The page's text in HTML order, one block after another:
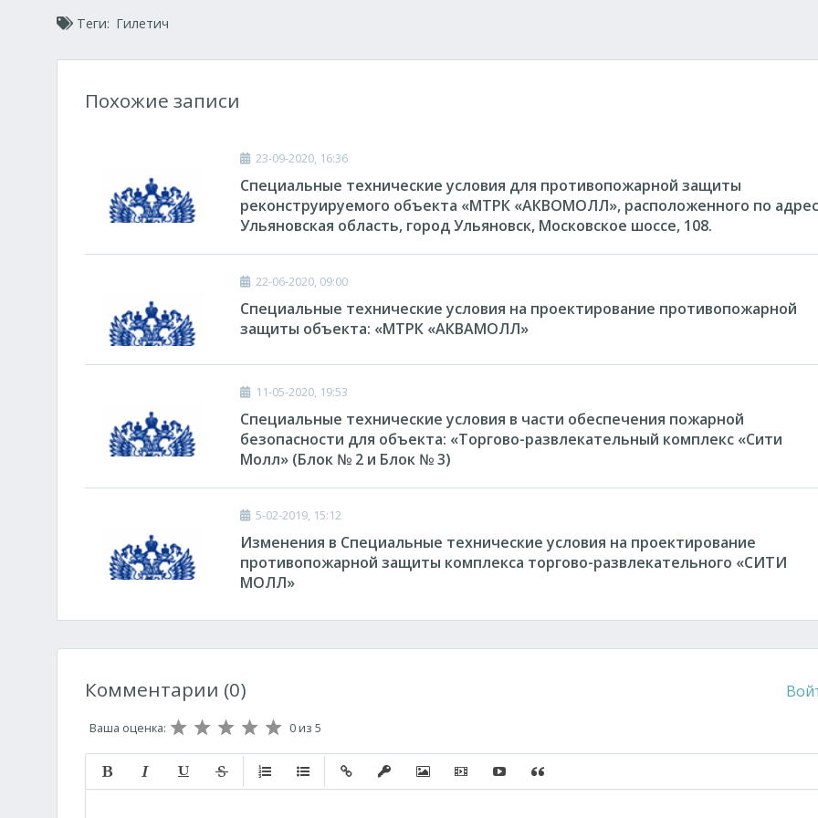
Теги: Гилетич
Похожие записи
23-09-2020, 16:36
Специальные технические условия для противопожарной защиты
реконструируемого объекта «МТРК «АКВОМОЛЛ», расположенного по
Ульяновская область, город Ульяновск, Московское шоссе, 108.
22-06-2020, 09:00
Специальные технические условия на проектирование противопожарной
защиты объекта: «МТРК «АКВАМОЛЛ»
11-05-2020, 19:53
Специальные технические условия в части обеспечения пожарной
безопасности для объекта: «Торгово-развлекательный комплекс «Сити
Молл» (Блок № 2 и Блок № 3)
5-02-2019, 15:12
Изменения в Специальные технические условия на проектирование
противопожарной защиты комплекса торгово-развлекательного «СИТИ
МОЛЛ»
Комментарии (0)
Ваша оценка: 0из 5
Полужирный
КурсивПодчеркнутый
ЗачеркнутыйНумерованный список
Маркированный список
Вставить ссылку
Вставить защищенную ссылку
Вставить изображение
Вставить видео
Вставка контента с других сервисов (Youtube,
Вставка цитаты